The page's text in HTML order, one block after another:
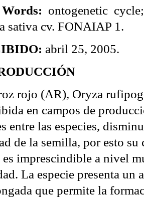
ontogenetic
sativa cv. FONAIAP 1.
abril 25, 2005.
rojo (AR), Oryza
en campos de
entre las especies,
de la semilla, por esto
es imprescindible a nivel
La especie presenta un
que permite la